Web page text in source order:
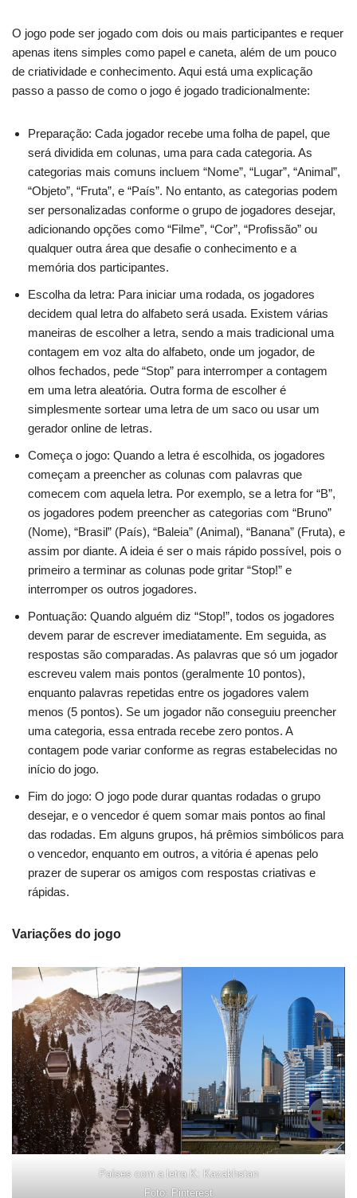
O jogo pode ser jogado com dois ou mais participantes e requer
apenas itens simples como papel e caneta, além de um pouco
de criatividade e conhecimento. Aqui está uma explicação
passo a passo de como o jogo é jogado tradicionalmente:
Preparação: Cada jogador recebe uma folha de papel, que
será dividida em colunas, uma para cada categoria. As
categorias mais comuns incluem “Nome”, “Lugar”, “Animal”,
“Objeto”, “Fruta”, e “País”. No entanto, as categorias podem
ser personalizadas conforme o grupo de jogadores desejar,
adicionando opções como “Filme”, “Cor”, “Profissão” ou
qualquer outra área que desafie o conhecimento e a
memória dos participantes.
Escolha da letra: Para iniciar uma rodada, os jogadores
decidem qual letra do alfabeto será usada. Existem várias
maneiras de escolher a letra, sendo a mais tradicional uma
contagem em voz alta do alfabeto, onde um jogador, de
olhos fechados, pede “Stop” para interromper a contagem
em uma letra aleatória. Outra forma de escolher é
simplesmente sortear uma letra de um saco ou usar um
gerador online de letras.
Começa o jogo: Quando a letra é escolhida, os jogadores
começam a preencher as colunas com palavras que
comecem com aquela letra. Por exemplo, se a letra for “B”,
os jogadores podem preencher as categorias com “Bruno”
(Nome), “Brasil” (País), “Baleia” (Animal), “Banana” (Fruta), e
assim por diante. A ideia é ser o mais rápido possível, pois o
primeiro a terminar as colunas pode gritar “Stop!” e
interromper os outros jogadores.
Pontuação: Quando alguém diz “Stop!”, todos os jogadores
devem parar de escrever imediatamente. Em seguida, as
respostas são comparadas. As palavras que só um jogador
escreveu valem mais pontos (geralmente 10 pontos),
enquanto palavras repetidas entre os jogadores valem
menos (5 pontos). Se um jogador não conseguiu preencher
uma categoria, essa entrada recebe zero pontos. A
contagem pode variar conforme as regras estabelecidas no
início do jogo.
Fim do jogo: O jogo pode durar quantas rodadas o grupo
desejar, e o vencedor é quem somar mais pontos ao final
das rodadas. Em alguns grupos, há prêmios simbólicos para
o vencedor, enquanto em outros, a vitória é apenas pelo
prazer de superar os amigos com respostas criativas e
rápidas.
Variações do jogo
Países com a letra K: Kazakhstan
Foto: Pinterest